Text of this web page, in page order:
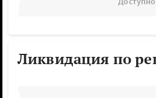
Ликвидация по